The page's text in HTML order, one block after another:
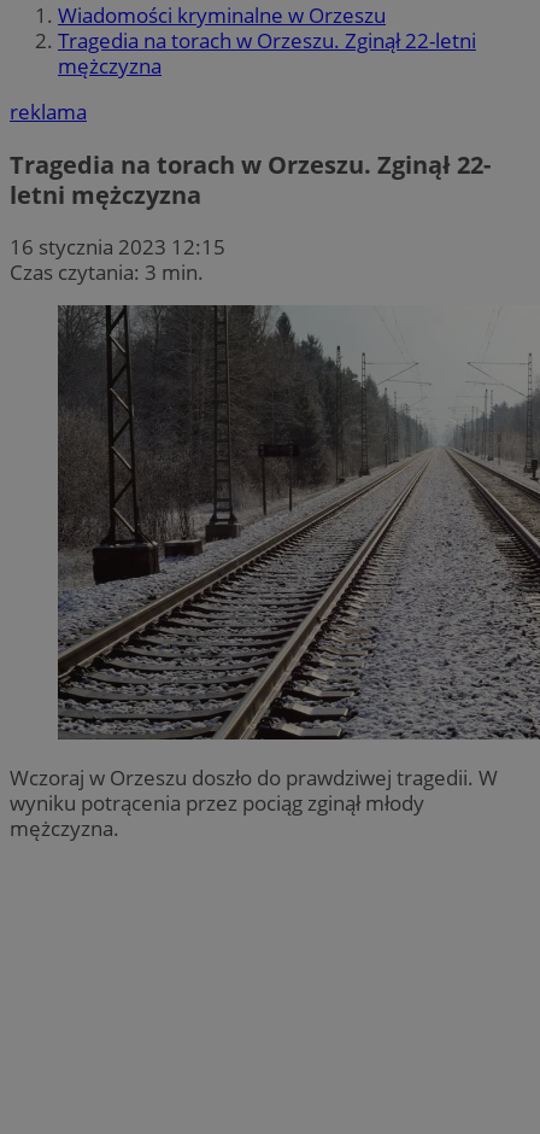
Wiadomości kryminalne w Orzeszu
Tragedia na torach w Orzeszu. Zginął 22-letni
mężczyzna
reklama
Tragedia na torach w Orzeszu. Zginął 22-
letni mężczyzna
16 stycznia 2023 12:15
Czas czytania: 3 min.
Wczoraj w Orzeszu doszło do prawdziwej tragedii. W
wyniku potrącenia przez pociąg zginął młody
mężczyzna.